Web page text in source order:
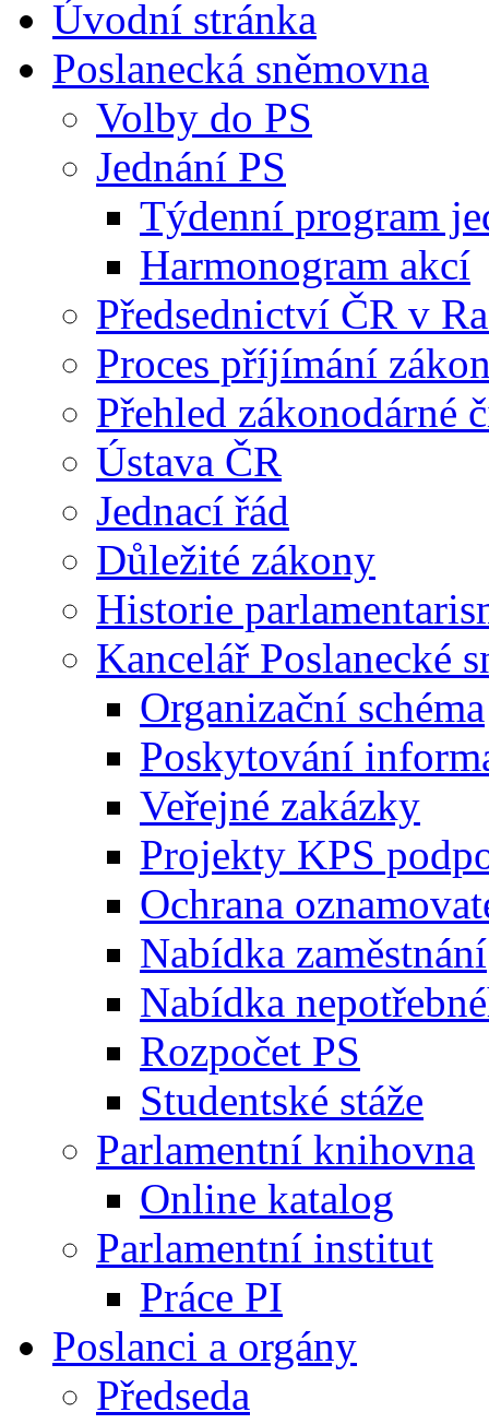
Úvodní stránka
Poslanecká sněmovna
Volby do PS
Jednání PS
Týdenní program
Harmonogram akcí
Předsednictví ČR v
Proces příjímání
Přehled zákonodárné
Ústava ČR
Jednací řád
Důležité zákony
Historie
Kancelář Poslanecké
Organizační schéma
Poskytování
Veřejné zakázky
Projekty KPS
Ochrana
Nabídka zaměstnání
Nabídka
Rozpočet PS
Studentské stáže
Parlamentní knihovna
Online katalog
Parlamentní institut
Práce PI
Poslanci a orgány
Předseda